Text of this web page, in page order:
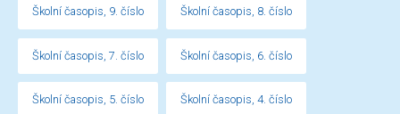
Školní časopis, 9. číslo Školní časopis, 8. číslo
Školní časopis, 7. číslo Školní časopis, 6. číslo
Školní časopis, 5. číslo Školní časopis, 4. číslo